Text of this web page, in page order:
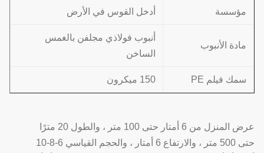
مؤسسة أدخل القوس في الأرض
مادة الأنبوب
أنبوب فولاذي مجلفن بالغمس
الساخن
سمك فيلم PE 150 ميكرون
عرض المنزل من 6 أمتار حتى 100 متر ، والطول 20 مترًا
حتى 500 متر ، والارتفاع 6 أمتار ، والحجم القياسي 6-8-10